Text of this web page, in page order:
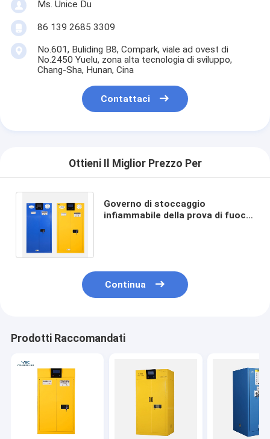
Ms. Unice Du
86 139 2685 3309
No.601, Buliding B8, Compark, viale ad ovest di
No.2450 Yuelu, zona alta tecnologia di sviluppo,
Chang-Sha, Hunan, Cina
Contattaci
Ottieni Il Miglior Prezzo Per
Governo di stoccaggio
infiammabile della prova di fuoco
Continua
Prodotti Raccomandati